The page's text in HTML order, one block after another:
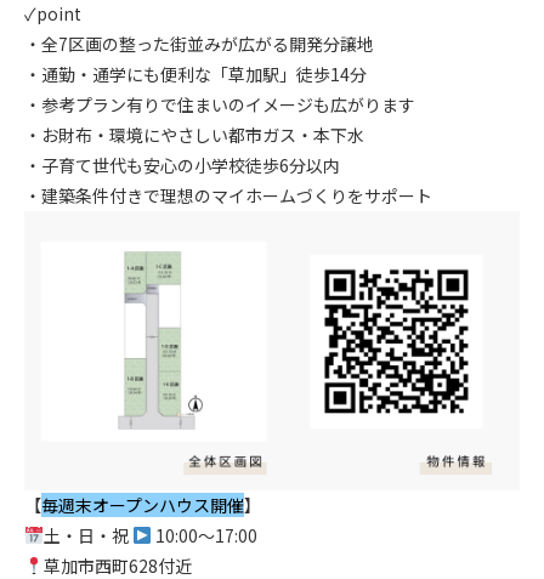
✓point
・全7区画の整った街並みが広がる開発分譲地
・通勤・通学にも便利な「草加駅」徒歩14分
・参考プラン有りで住まいのイメージも広がります
・お財布・環境にやさしい都市ガス・本下水
・子育て世代も安心の小学校徒歩6分以内
・建築条件付きで理想のマイホームづくりをサポート
【毎週末オープンハウス開催】
土・日・祝
10:00〜17:00
草加市西町628付近